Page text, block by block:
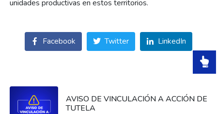
unidades productivas en estos territorios.
Facebook Twitter LinkedIn
AVISO DE VINCULACIÓN A ACCIÓN DE
TUTELA